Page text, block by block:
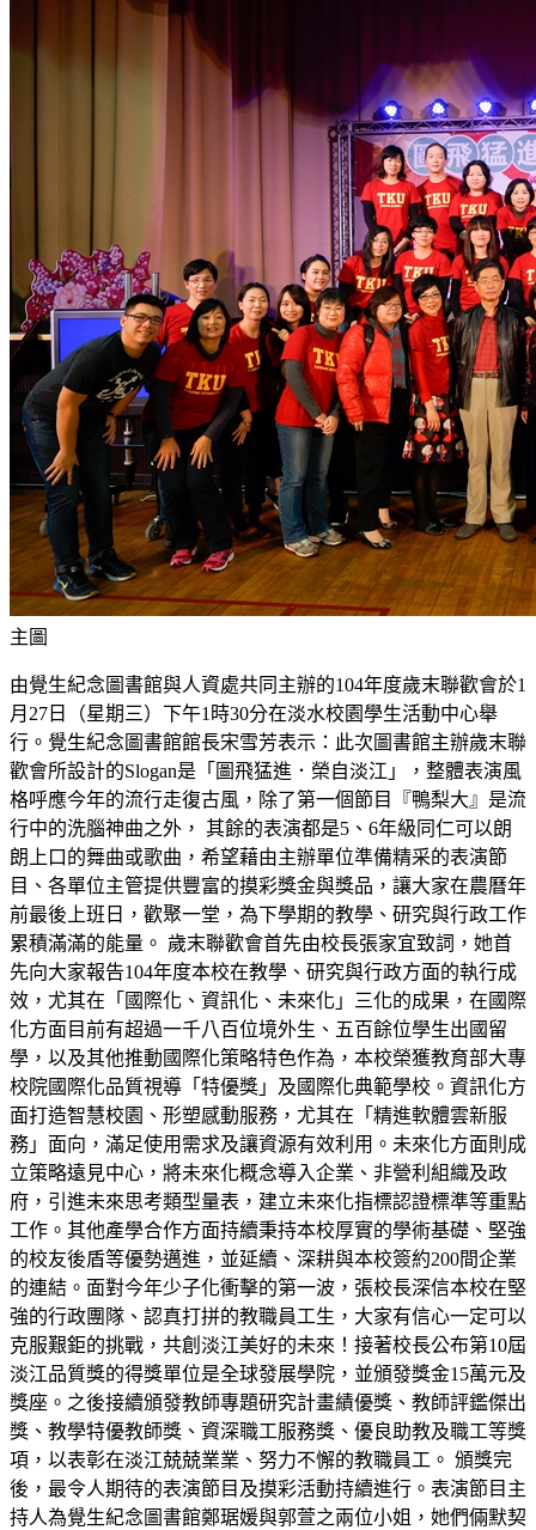
主圖
由覺生紀念圖書館與人資處共同主辦的104年度歲末聯歡會於1
月27日（星期三）下午1時30分在淡水校園學生活動中心舉
行。覺生紀念圖書館館長宋雪芳表示：此次圖書館主辦歲末聯
歡會所設計的Slogan是「圖飛猛進．榮自淡江」，整體表演風
格呼應今年的流行走復古風，除了第一個節目『鴨梨大』是流
行中的洗腦神曲之外， 其餘的表演都是5、6年級同仁可以朗
朗上口的舞曲或歌曲，希望藉由主辦單位準備精采的表演節
目、各單位主管提供豐富的摸彩獎金與獎品，讓大家在農曆年
前最後上班日，歡聚一堂，為下學期的教學、研究與行政工作
累積滿滿的能量。 歲末聯歡會首先由校長張家宜致詞，她首
先向大家報告104年度本校在教學、研究與行政方面的執行成
效，尤其在「國際化、資訊化、未來化」三化的成果，在國際
化方面目前有超過一千八百位境外生、五百餘位學生出國留
學，以及其他推動國際化策略特色作為，本校榮獲教育部大專
校院國際化品質視導「特優獎」及國際化典範學校。資訊化方
面打造智慧校園、形塑感動服務，尤其在「精進軟體雲新服
務」面向，滿足使用需求及讓資源有效利用。未來化方面則成
立策略遠見中心，將未來化概念導入企業、非營利組織及政
府，引進未來思考類型量表，建立未來化指標認證標準等重點
工作。其他產學合作方面持續秉持本校厚實的學術基礎、堅強
的校友後盾等優勢邁進，並延續、深耕與本校簽約200間企業
的連結。面對今年少子化衝擊的第一波，張校長深信本校在堅
強的行政團隊、認真打拼的教職員工生，大家有信心一定可以
克服艱鉅的挑戰，共創淡江美好的未來！接著校長公布第10屆
淡江品質獎的得獎單位是全球發展學院，並頒發獎金15萬元及
獎座。之後接續頒發教師專題研究計畫績優獎、教師評鑑傑出
獎、教學特優教師獎、資深職工服務獎、優良助教及職工等獎
項，以表彰在淡江兢兢業業、努力不懈的教職員工。 頒獎完
後，最令人期待的表演節目及摸彩活動持續進行。表演節目主
持人為覺生紀念圖書館鄭琚媛與郭萱之兩位小姐，她們倆默契